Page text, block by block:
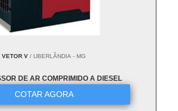
VETOR V / UBERLÂNDIA - MG
DE AR COMPRIMIDO A DIESEL
COTAR AGORA